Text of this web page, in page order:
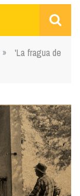
»
'La fragua de